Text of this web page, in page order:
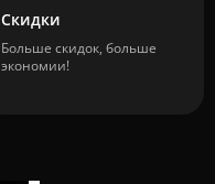
Скидки
Больше скидок, больше
экономии!